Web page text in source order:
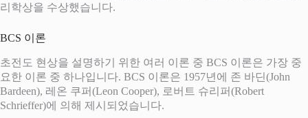
리학상을 수상했습니다.
BCS 이론
초전도 현상을 설명하기 위한 여러 이론 중 BCS 이론은 가장 중
요한 이론 중 하나입니다. BCS 이론은 1957년에 존 바딘(John
Bardeen), 레온 쿠퍼(Leon Cooper), 로버트 슈리퍼(Robert
Schrieffer)에 의해 제시되었습니다.